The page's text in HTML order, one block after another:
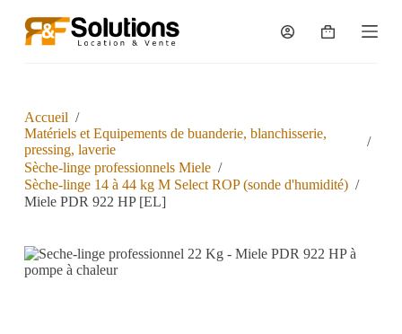
u
o
u
Accueil /
Matériels et Equipements de buanderie, blanchisserie,
pressing, laverie
/
Sèche-linge professionnels Miele /
Sèche-linge 14 à 44 kg M Select ROP (sonde d'humidité) /
Miele PDR 922 HP [EL]